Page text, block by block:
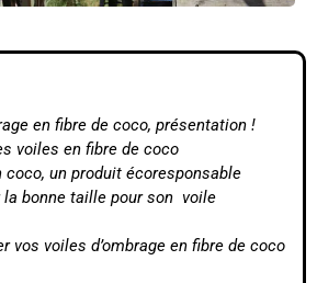
en fibre de coco, présentation !
voiles en fibre de coco
un produit écoresponsable
bonne taille pour son voile
vos voiles d’ombrage en fibre de coco